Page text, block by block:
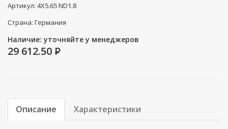
Артикул: 4X5.65 ND1.8
Страна: Германия
Наличие: уточняйте у менеджеров
29 612.50 P
Описание Характеристики